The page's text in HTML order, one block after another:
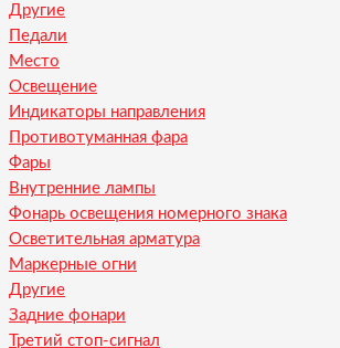
Другие
Педали
Место
Освещение
Индикаторы направления
Противотуманная фара
Фары
Внутренние лампы
Фонарь освещения номерного знака
Осветительная арматура
Маркерные огни
Другие
Задние фонари
Третий стоп-сигнал